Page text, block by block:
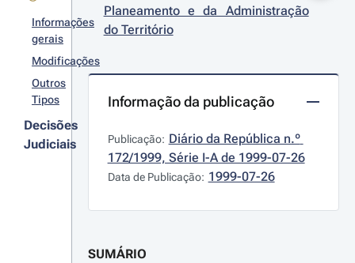
Informações
gerais
Modificações
Outros
Tipos
Decisões
Judiciais
Planeamento e da Administração
do Território
Informação da publicação
Publicação: Diário da República n.º
172/1999, Série I-A de 1999-07-26
Data de Publicação: 1999-07-26
SUMÁRIO